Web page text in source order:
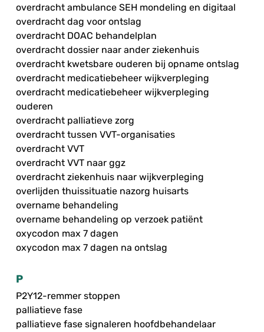
overdracht ambulance SEH mondeling en digitaal
overdracht dag voor ontslag
overdracht DOAC behandelplan
overdracht dossier naar ander ziekenhuis
overdracht kwetsbare ouderen bij opname ontslag
overdracht medicatiebeheer wijkverpleging
overdracht medicatiebeheer wijkverpleging
ouderen
overdracht palliatieve zorg
overdracht tussen VVT-organisaties
overdracht VVT
overdracht VVT naar ggz
overdracht ziekenhuis naar wijkverpleging
overlijden thuissituatie nazorg huisarts
overname behandeling
overname behandeling op verzoek patiënt
oxycodon max 7 dagen
oxycodon max 7 dagen na ontslag
P
P2Y12-remmer stoppen
palliatieve fase
palliatieve fase signaleren hoofdbehandelaar